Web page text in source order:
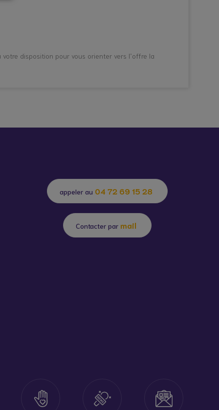
disposition pour vous orienter vers l’offre la
appeler au 04 72 69 15 28
Contacter par mail